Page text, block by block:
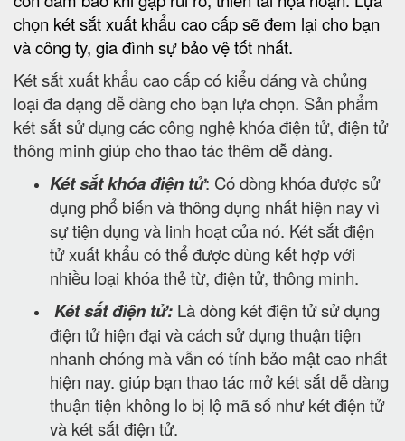
chọn két sắt xuất khẩu cao cấp sẽ đem lại cho bạn
và công ty, gia đình sự bảo vệ tốt nhất.
Két sắt xuất khẩu cao cấp có kiểu dáng và chủng
loại đa dạng dễ dàng cho bạn lựa chọn. Sản phẩm
két sắt sử dụng các công nghệ khóa điện tử, điện tử
thông minh giúp cho thao tác thêm dễ dàng.
Két sắt khóa điện tử: Có dòng khóa được sử
dụng phổ biến và thông dụng nhất hiện nay vì
sự tiện dụng và linh hoạt của nó. Két sắt điện
tử xuất khẩu có thể được dùng kết hợp với
nhiều loại khóa thẻ từ, điện tử, thông minh.
Két sắt điện tử: Là dòng két điện tử sử dụng
điện tử hiện đại và cách sử dụng thuận tiện
nhanh chóng mà vẫn có tính bảo mật cao nhất
hiện nay. giúp bạn thao tác mở két sắt dễ dàng
thuận tiện không lo bị lộ mã số như két điện tử
và két sắt điện tử.